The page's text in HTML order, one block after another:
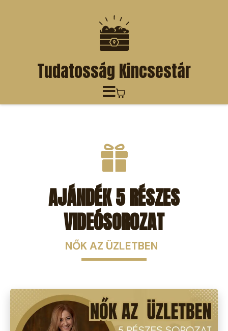
Tudatosság Kincsestár
AJÁNDÉK 5 RÉSZES
VIDEÓSOROZAT
NŐK AZ ÜZLETBEN